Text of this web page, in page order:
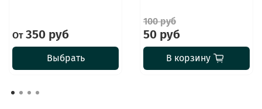
От350 руб
Выбрать
100 руб
50 руб
В корзину